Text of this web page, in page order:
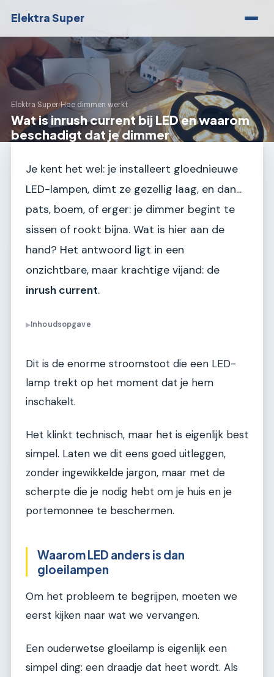
Elektra Super
Elektra Super›Hoe dimmen werkt
Wat is inrush current bij LED en waarom
beschadigt dat je dimmer
Je kent het wel: je installeert gloednieuwe
LED-lampen, dimt ze gezellig laag, en dan...
pats, boem, of erger: je dimmer begint te
sissen of rookt bijna. Wat is hier aan de
hand? Het antwoord ligt in een
onzichtbare, maar krachtige vijand: de
inrush current.
▶Inhoudsopgave
Dit is de enorme stroomstoot die een LED-
lamp trekt op het moment dat je hem
inschakelt.
Het klinkt technisch, maar het is eigenlijk best
simpel. Laten we dit eens goed uitleggen,
zonder ingewikkelde jargon, maar met de
scherpte die je nodig hebt om je huis en je
portemonnee te beschermen.
Waarom LED anders is dan
gloeilampen
Om het probleem te begrijpen, moeten we
eerst kijken naar wat we vervangen.
Een ouderwetse gloeilamp is eigenlijk een
simpel ding: een draadje dat heet wordt. Als